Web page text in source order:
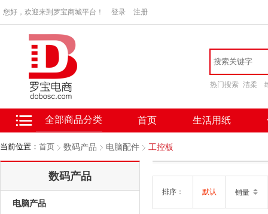
您好，欢迎来到罗宝商城平台！ 登录 注册
热门搜索 洁柔
全部商品分类 首页 生活用纸
当前位置： 首页 数码产品 电脑配件 工控板
数码产品
电脑产品
排序： 默认 销量